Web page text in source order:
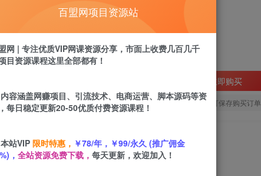
免费 永久会员免费
立即购买
您当前未登录！建议登陆后购买，可保存购买订单
百盟网项目资源站
网 | 专注优质VIP网课资源分享，市面上收费几百几千
目资源课程这里全部都有！
容涵盖网赚项目、引流技术、电商运营、脚本源码等资
每日稳定更新20-50优质付费资源课程！
站VIP限时特惠， ￥78/年，￥99/永久 (推广佣金
， 全站资源免费下载， 每天更新，欢迎加入！